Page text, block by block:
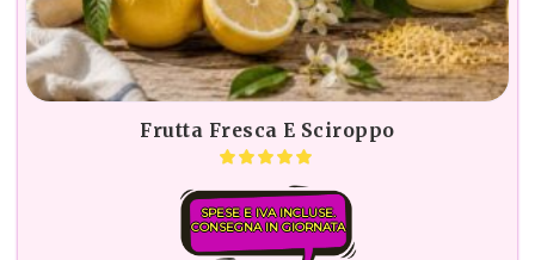
Frutta Fresca E Sciroppo
SPESE E IVA INCLUSE.
CONSEGNA IN GIORNATA